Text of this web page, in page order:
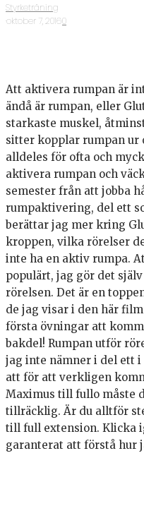
Styrketräning
·oktober 7, 2016·0
Att aktivera rumpan är
ändå är rumpan, eller
starkaste muskel,
sitter kopplar rumpan ur
alldeles för ofta och
aktivera rumpan och
semester från att jobba
rumpaktivering, del ett
berättar jag mer kring
kroppen, vilka rörelser
inte ha en aktiv rumpa.
populärt, jag gör det
rörelsen. Det är en
de jag visar i den här
första övningar att
bakdel! Rumpan utför
jag inte nämner i del ett
att för att verkligen
Maximus till fullo måste
tillräcklig. Är du alltför
till full extension. Klicka
garanterat att förstå hur